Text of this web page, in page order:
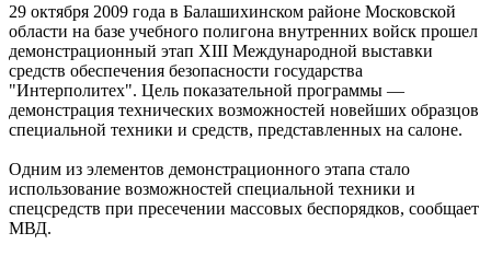
29 октября 2009 года в Балашихинском районе Московской
области на базе учебного полигона внутренних войск прошел
демонстрационный этап XIII Международной выставки
средств обеспечения безопасности государства
"Интерполитех". Цель показательной программы —
демонстрация технических возможностей новейших образцов
специальной техники и средств, представленных на салоне.
Одним из элементов демонстрационного этапа стало
использование возможностей специальной техники и
спецсредств при пресечении массовых беспорядков, сообщает
МВД.